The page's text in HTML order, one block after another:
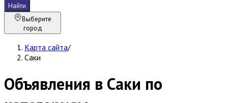
Найти
Выберите
город
Карта сайта/
Саки
Объявления в Саки по